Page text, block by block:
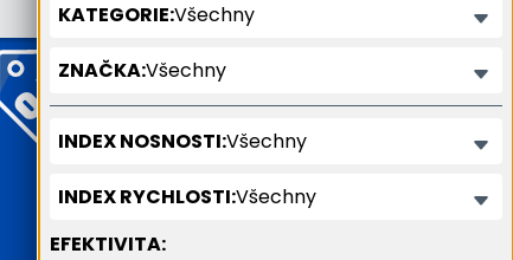
KATEGORIE:Všechny
ZNAČKA:Všechny
INDEX NOSNOSTI:Všechny
INDEX RYCHLOSTI:Všechny
EFEKTIVITA: